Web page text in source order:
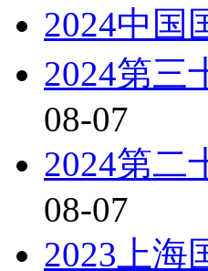
2024中国
2024第三
08-07
2024第二
08-07
2023上海